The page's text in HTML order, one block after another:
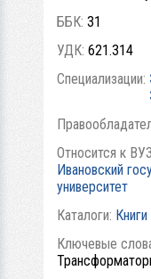
ББК: 31
УДК: 621.314
Специализации:
Относится к
Ивановский
университет
Каталоги:
Ключевые